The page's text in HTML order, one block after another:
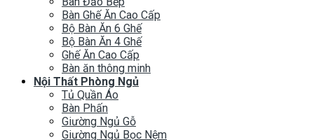
Bàn Ghế Ăn Cao Cấp
Bộ Bàn Ăn 6 Ghế
Bộ Bàn Ăn 4 Ghế
Ghế Ăn Cao Cấp
Bàn ăn thông minh
Nội Thất Phòng Ngủ
Tủ Quần Áo
Bàn Phấn
Giường Ngủ Gỗ
Giường Ngủ Bọc Nệm